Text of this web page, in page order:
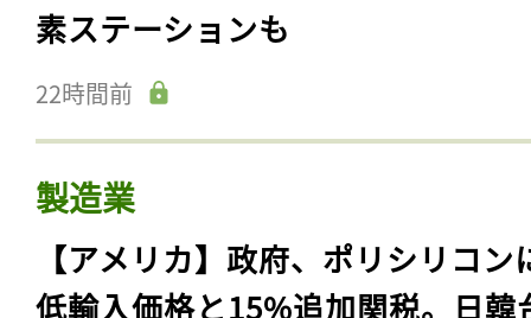
素ステーションも
22時間前
製造業
【アメリカ】政府、ポリシリコン
低輸入価格と15%追加関税。日韓